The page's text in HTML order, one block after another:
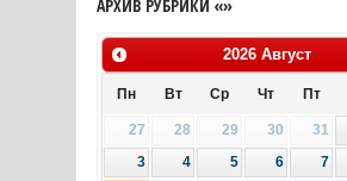
АРХИВ РУБРИКИ «»
2026 Август
Пн Вт Ср Чт Пт
27 28 29 30 31
3
4 5 6 7